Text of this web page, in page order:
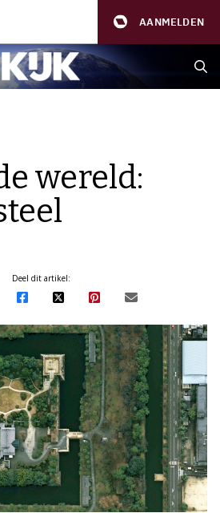
AANMELDEN
wereld:
Deel dit artikel: